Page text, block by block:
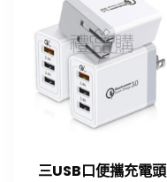
三USB口便攜充電頭